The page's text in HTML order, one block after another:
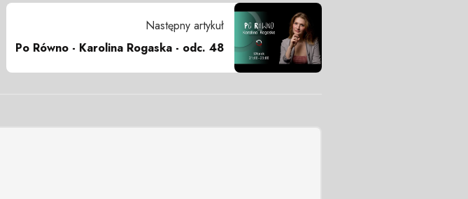
Następny artykuł
Po Równo - Karolina Rogaska - odc. 48